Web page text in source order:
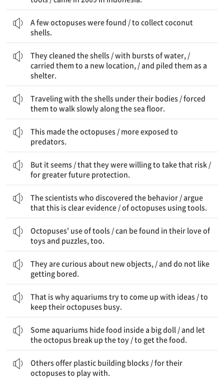
A few octopuses were found / to collect coconut
shells.
They cleaned the shells / with bursts of water, /
carried them to a new location, / and piled them as a
shelter.
Traveling with the shells under their bodies / forced
them to walk slowly along the sea floor.
This made the octopuses / more exposed to
predators.
But it seems / that they were willing to take that risk /
for greater future protection.
The scientists who discovered the behavior / argue
that this is clear evidence / of octopuses using tools.
Octopuses' use of tools / can be found in their love of
toys and puzzles, too.
They are curious about new objects, / and do not like
getting bored.
That is why aquariums try to come up with ideas / to
keep their octopuses busy.
Some aquariums hide food inside a big doll / and let
the octopus break up the toy / to get the food.
Others offer plastic building blocks / for their
octopuses to play with.